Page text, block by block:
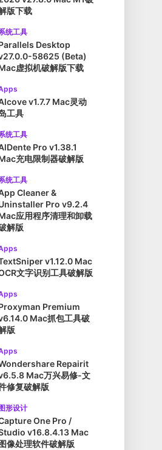
版下载
统工具
Desktop
58625 (Beta)
虚拟机破解版下载
v1.7.7 Mac灵动
工具
统工具
Pro v1.38.1
充电限制器破解版
统工具
Cleaner &
Pro v9.2.4
应用程序清理和卸载
解版
v1.12.0 Mac
文字识别工具破解版
Premium
Mac抓包工具破
版
Repairit
Mac万兴易修-文
修复破解版
形设计
One Pro /
v16.8.4.13 Mac
像处理软件破解版